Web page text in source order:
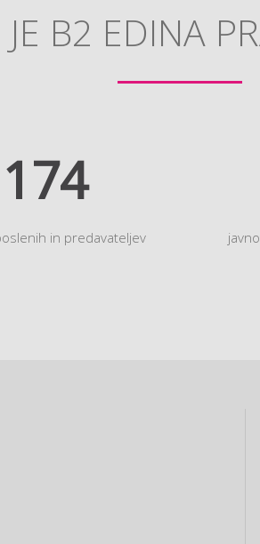
JE B2 EDINA
194
in predavateljev